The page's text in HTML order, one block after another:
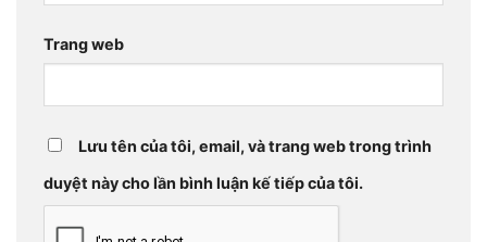
Trang web
Lưu tên của tôi, email, và trang web trong trình
duyệt này cho lần bình luận kế tiếp của tôi.